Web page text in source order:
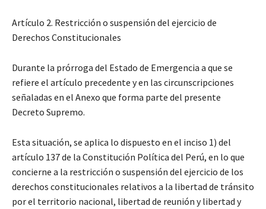
Artículo 2. Restricción o suspensión del ejercicio de
Derechos Constitucionales
Durante la prórroga del Estado de Emergencia a que se
refiere el artículo precedente y en las circunscripciones
señaladas en el Anexo que forma parte del presente
Decreto Supremo.
Esta situación, se aplica lo dispuesto en el inciso 1) del
artículo 137 de la Constitución Política del Perú, en lo que
concierne a la restricción o suspensión del ejercicio de los
derechos constitucionales relativos a la libertad de tránsito
por el territorio nacional, libertad de reunión y libertad y